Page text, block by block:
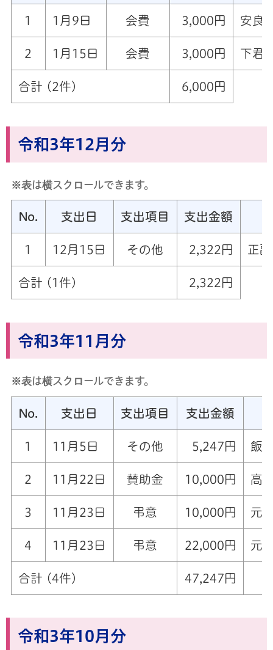
1 1月9日 会費 3,000円 安良
2 1月15日 会費 3,000円 下君
合計 (2件) 6,000円
令和3年12月分
※表は横スクロールできます。
No. 支出日 支出項目 支出金額
1 12月15日 その他 2,322円 正
合計 (1件) 2,322円
令和3年11月分
※表は横スクロールできます。
No. 支出日 支出項目 支出金額
1 11月5日 その他 5,247円 飯
2 11月22日 賛助金 10,000円 高
3 11月23日 弔意 10,000円 元
4 11月23日 弔意 22,000円 元
合計 (4件) 47,247円
令和3年10月分